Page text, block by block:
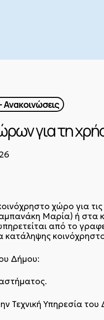
Ανακοινώσεις
για τη
χώρο για
Μαρία) ή
από το
κατάληψης
Δήμου:
Τεχνική Υπηρεσία του